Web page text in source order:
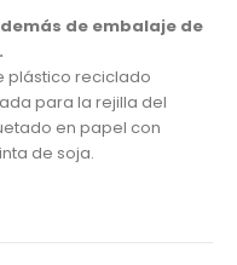
de embalaje de
plástico reciclado
para la rejilla del
en papel con
de soja.